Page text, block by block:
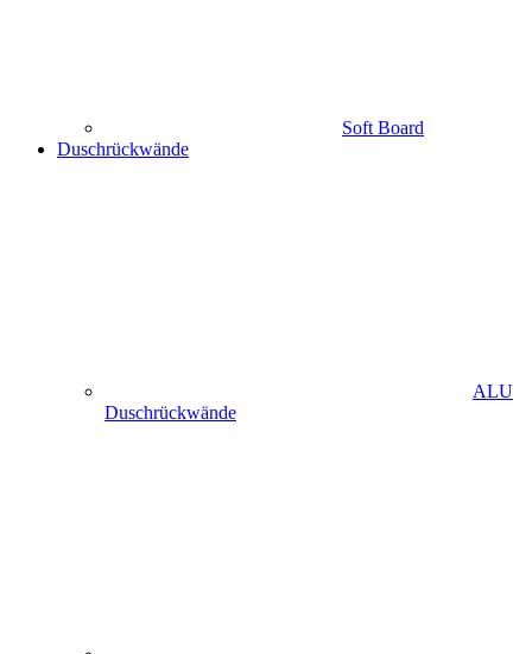
Soft Board
Duschrückwände
ALU
Duschrückwände